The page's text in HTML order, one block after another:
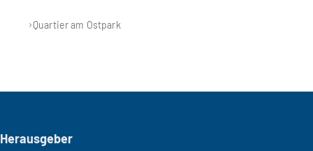
Quartier am Ostpark
Seitenfuß
Herausgeber